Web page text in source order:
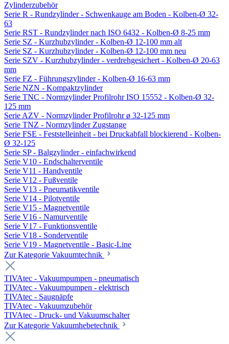
Zylinderzubehör
Serie R - Rundzylinder - Schwenkauge am Boden - Kolben-Ø 32-
63
Serie RST - Rundzylinder nach ISO 6432 - Kolben-Ø 8-25 mm
Serie SZ - Kurzhubzylinder - Kolben-Ø 12-100 mm alt
Serie SZ - Kurzhubzylinder - Kolben-Ø 12-100 mm neu
Serie SZV - Kurzhubzylinder - verdrehgesichert - Kolben-Ø 20-63
mm
Serie FZ - Führungszylinder - Kolben-Ø 16-63 mm
Serie NZN - Kompaktzylinder
Serie TNC - Normzylinder Profilrohr ISO 15552 - Kolben-Ø 32-
125 mm
Serie AZV - Normzylinder Profilrohr ø 32-125 mm
Serie TNZ - Normzylinder Zugstange
Serie FSE - Feststelleinheit - bei Druckabfall blockierend - Kolben-
Ø 32-125
Serie SP - Balgzylinder - einfachwirkend
Serie V10 - Endschalterventile
Serie V11 - Handventile
Serie V12 - Fußventile
Serie V13 - Pneumatikventile
Serie V14 - Pilotventile
Serie V15 - Magnetventile
Serie V16 - Namurventile
Serie V17 - Funktionsventile
Serie V18 - Sonderventile
Serie V19 - Magnetventile - Basic-Line
Zur Kategorie Vakuumtechnik
TIVAtec - Vakuumpumpen - pneumatisch
TIVAtec - Vakuumpumpen - elektrisch
TIVAtec - Saugnäpfe
TIVAtec - Vakuumzubehör
TIVAtec - Druck- und Vakuumschalter
Zur Kategorie Vakuumhebetechnik